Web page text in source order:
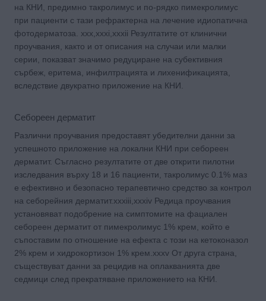
на КНИ, предимно такролимус и по-рядко пимекролимус
при пациенти с тази рефрактерна на лечение идиопатична
фотодерматоза. xxx,xxxi,xxxii Резултатите от клинични
проучвания, както и от описания на случаи или малки
серии, показват значимо редуциране на субективния
сърбеж, еритема, инфилтрацията и лихенификацията,
вследствие двукратно приложение на КНИ.
Себореен дерматит
Различни проучвания предоставят убедителни данни за
успешното приложение на локални КНИ при себореен
дерматит. Съгласно резултатите от две открити пилотни
изследвания върху 18 и 16 пациенти, такролимус 0.1% маз
е ефективно и безопасно терапевтично средство за контрол
на себорейния дерматит.xxxiii,xxxiv Редица проучвания
установяват подобрение на симптомите на фациален
себореен дерматит от пимекролимус 1% крем, който е
съпоставим по отношение на ефекта с този на кетоконазол
2% крем и хидрокортизон 1% крем.xxxv От друга страна,
съществуват данни за рецидив на оплакванията две
седмици след прекратяване приложението на КНИ.